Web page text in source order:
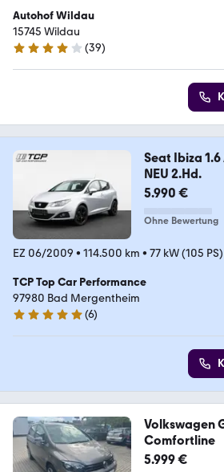
Autohof Wildau
15745 Wildau
4 Sterne
(39)
Seat Ibiza
NEU 2.Hd.
5.990 €
Ohne Bewertung
EZ 06/2009 • 114.500 km • 77 kW (105 PS)
TCP Top Car Performance
97980 Bad Mergentheim
4.8 Sterne
(6)
Volkswagen
Comfortline
5.999 €